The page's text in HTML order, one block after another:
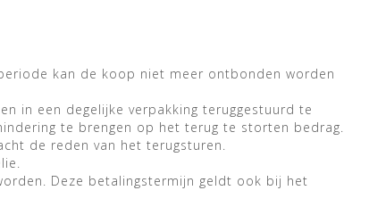
kan de koop niet meer ontbonden worden
in een degelijke verpakking teruggestuurd te
te brengen op het terug te storten bedrag.
de reden van het terugsturen.
Deze betalingstermijn geldt ook bij het